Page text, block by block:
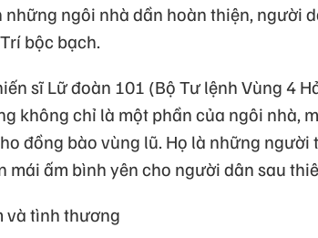
những ngôi nhà dần hoàn thiện, người
bộc bạch.
sĩ Lữ đoàn 101 (Bộ Tư lệnh Vùng 4
không chỉ là một phần của ngôi nhà,
đồng bào vùng lũ. Họ là những người
mái ấm bình yên cho người dân sau
và tình thương